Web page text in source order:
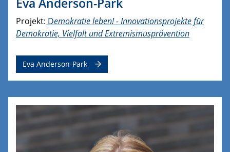
Projekt: Demokratie leben! - Innovationsprojekte für
Demokratie, Vielfalt und Extremismusprävention
Eva Anderson-Park